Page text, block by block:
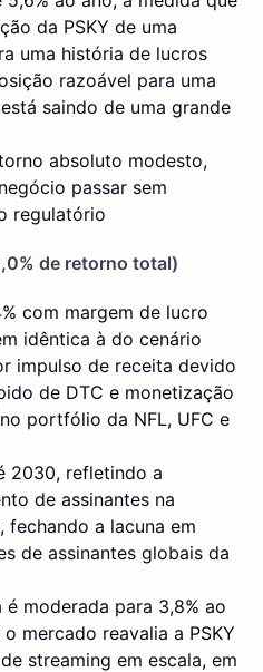
da PSKY de uma
uma história de lucros
razoável para uma
saindo de uma grande
absoluto modesto,
passar sem
regulatório
de retorno total)
com margem de lucro
idêntica à do cenário
impulso de receita devido
de DTC e monetização
portfólio da NFL, UFC e
2030, refletindo a
de assinantes na
fechando a lacuna em
de assinantes globais da
moderada para 3,8% ao
mercado reavalia a PSKY
streaming em escala, em